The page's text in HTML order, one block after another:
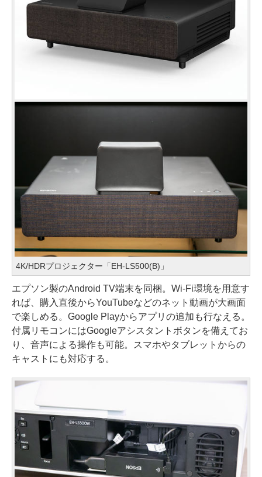
4K/HDRプロジェクター「EH-LS500(B)」
エプソン製のAndroid TV端末を同梱。Wi-Fi環境を用意す
れば、購入直後からYouTubeなどのネット動画が大画面
で楽しめる。Google Playからアプリの追加も行なえる。
付属リモコンにはGoogleアシスタントボタンを備えてお
り、音声による操作も可能。スマホやタブレットからの
キャストにも対応する。